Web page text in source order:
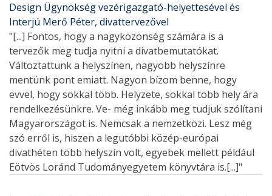
Design Ügynökség vezérigazgató-helyettesével és
Interjú Merő Péter, divattervezővel
"[...] Fontos, hogy a nagyközönség számára is a
tervezők meg tudja nyitni a divatbemutatókat.
Változtattunk a helyszínen, nagyobb helyszínre
mentünk pont emiatt. Nagyon bízom benne, hogy
evvel, hogy sokkal több. Helyzete, sokkal több hely ára
rendelkezésünkre. Ve- még inkább meg tudjuk szólítani
Magyarországot is. Nemcsak a nemzetközi. Lesz még
szó erről is, hiszen a legutóbbi közép-európai
divathéten több helyszín volt, egyebek mellett például
Eötvös Loránd Tudományegyetem könyvtára is.[...]"